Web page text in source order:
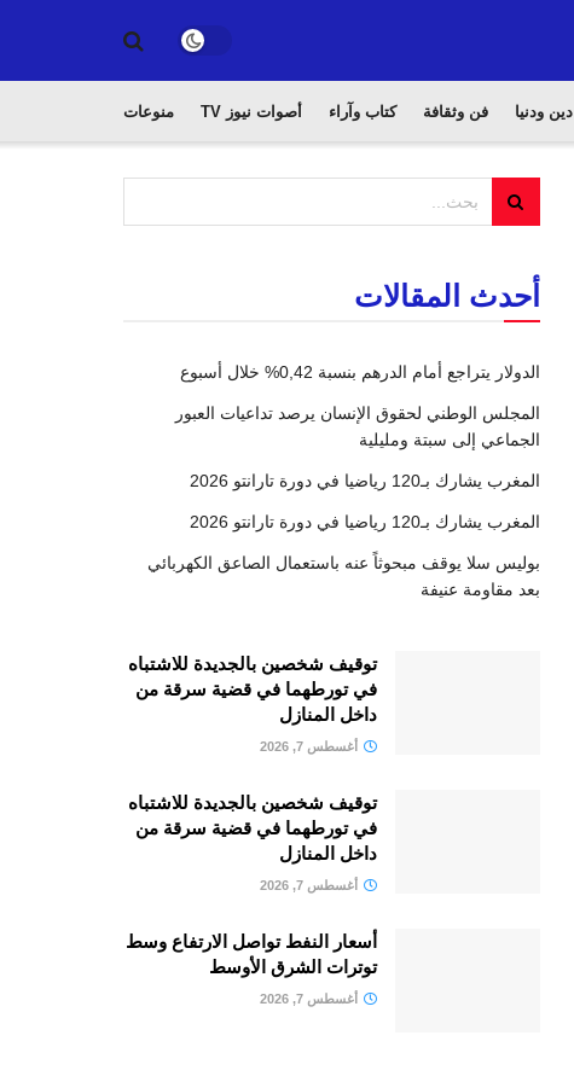
دين ودنيا فن وثقافة كتاب وآراء أصوات نيوز TV منوعات
أحدث المقالات
الدولار يتراجع أمام الدرهم بنسبة 0,42% خلال أسبوع
المجلس الوطني لحقوق الإنسان يرصد تداعيات العبور
الجماعي إلى سبتة ومليلية
المغرب يشارك بـ120 رياضيا في دورة تارانتو 2026
المغرب يشارك بـ120 رياضيا في دورة تارانتو 2026
بوليس سلا يوقف مبحوثاً عنه باستعمال الصاعق الكهربائي
بعد مقاومة عنيفة
توقيف شخصين بالجديدة للاشتباه
في تورطهما في قضية سرقة من
داخل المنازل
أغسطس 7, 2026
توقيف شخصين بالجديدة للاشتباه
في تورطهما في قضية سرقة من
داخل المنازل
أغسطس 7, 2026
أسعار النفط تواصل الارتفاع وسط
توترات الشرق الأوسط
أغسطس 7, 2026